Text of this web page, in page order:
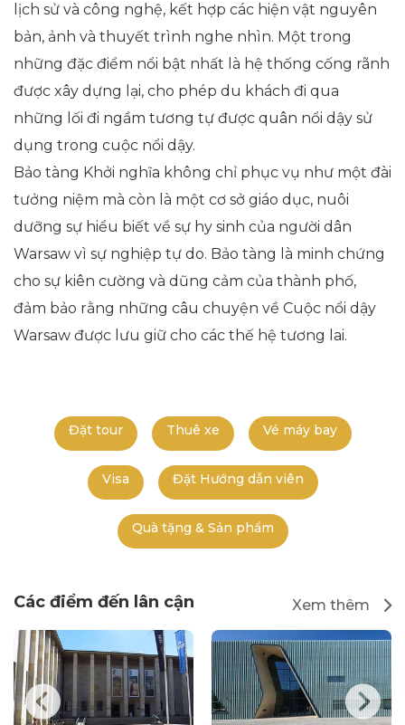
lịch sử và công nghệ, kết hợp các hiện vật nguyên
bản, ảnh và thuyết trình nghe nhìn. Một trong
những đặc điểm nổi bật nhất là hệ thống cống rãnh
được xây dựng lại, cho phép du khách đi qua
những lối đi ngầm tương tự được quân nổi dậy sử
dụng trong cuộc nổi dậy.
Bảo tàng Khởi nghĩa không chỉ phục vụ như một đài
tưởng niệm mà còn là một cơ sở giáo dục, nuôi
dưỡng sự hiểu biết về sự hy sinh của người dân
Warsaw vì sự nghiệp tự do. Bảo tàng là minh chứng
cho sự kiên cường và dũng cảm của thành phố,
đảm bảo rằng những câu chuyện về Cuộc nổi dậy
Warsaw được lưu giữ cho các thế hệ tương lai.
Đặt tour Thuê xe Vé máy bay
Visa Đặt Hướng dẫn viên
Quà tặng & Sản phẩm
Các điểm đến lân cận Xem thêm